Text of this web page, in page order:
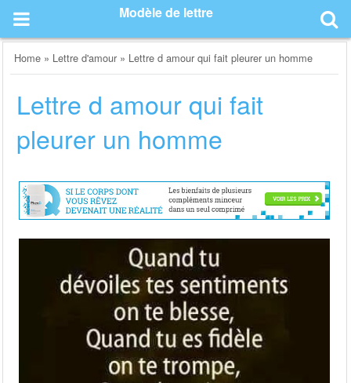
content
Modèle de lettre
Home » Lettre d'amour » Lettre d amour qui fait pleurer un homme
Lettre d amour qui fait
pleurer un homme